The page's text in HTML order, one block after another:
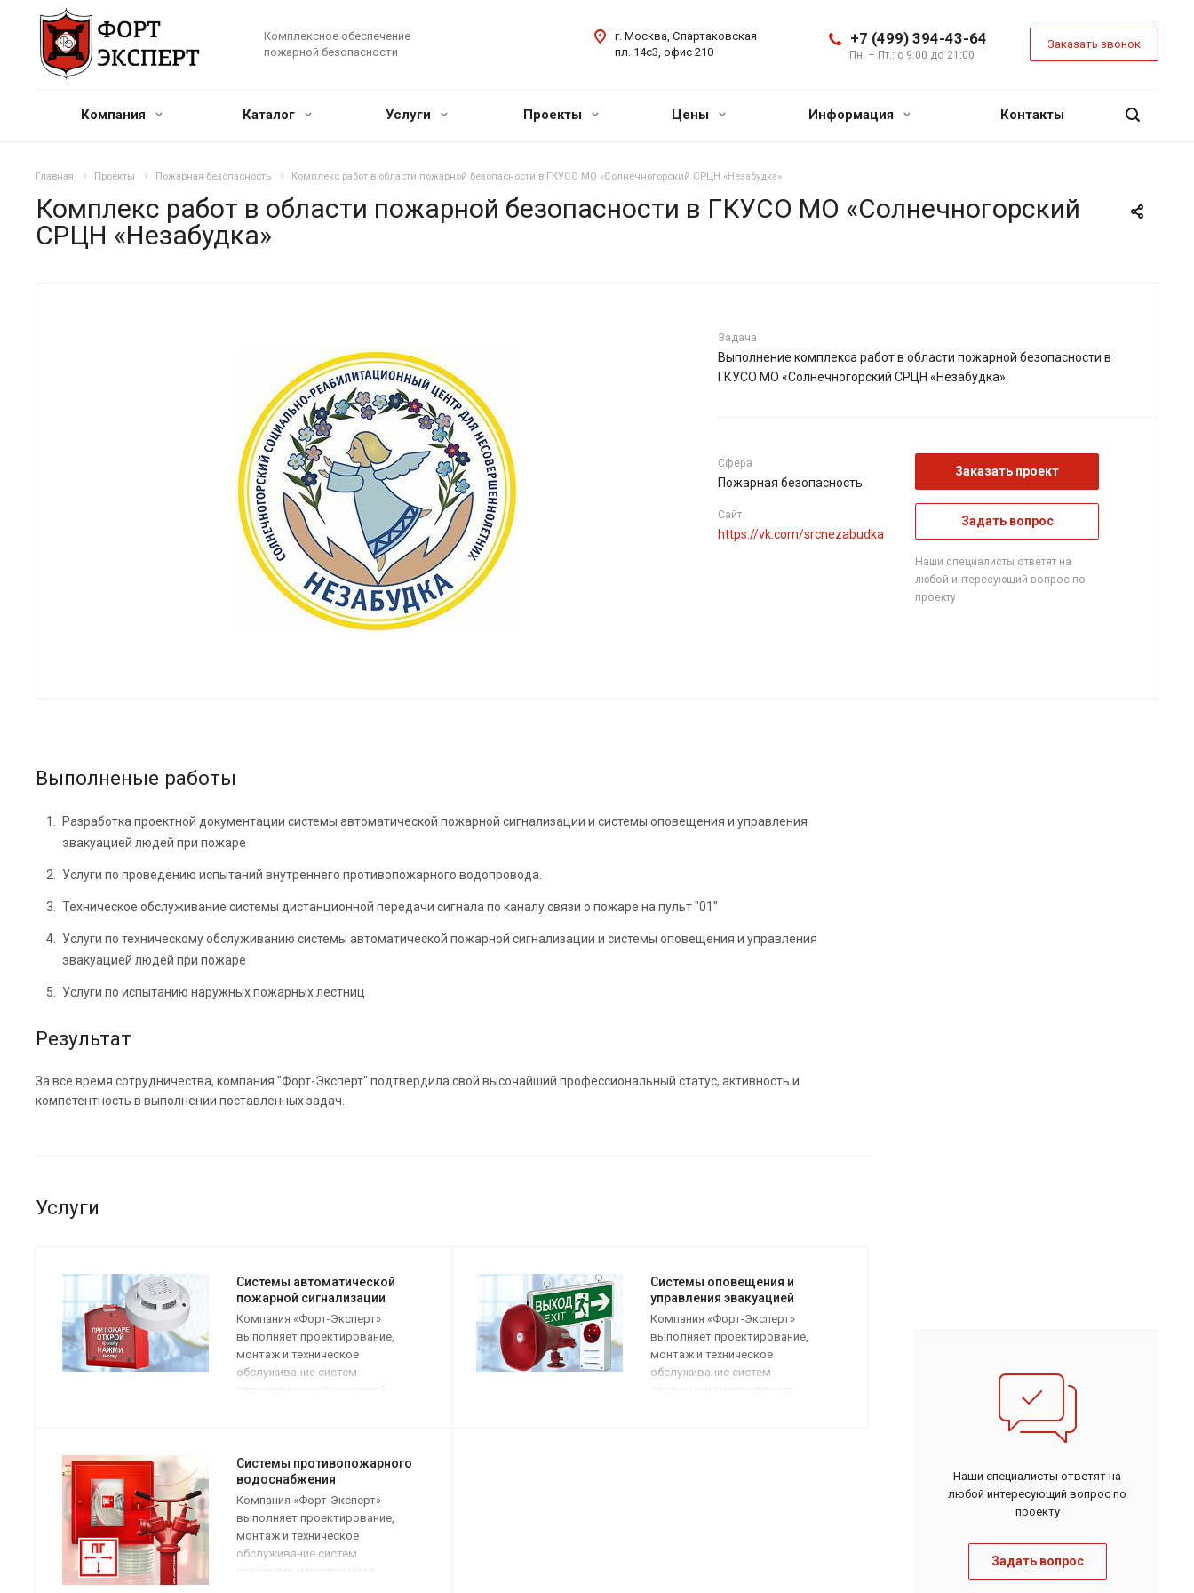
Комплексное обеспечение
пожарной безопасности
+7 (499) 394-43-64
Пн. – Пт.: с 9:00 до 21:00
Заказать звонок
г. Москва, Спартаковская
пл. 14с3, офис 210
Компания Каталог Услуги Проекты Цены Информация Контакты
Главная Проекты Пожарная безопасность Комплекс работ в области пожарной безопасности в ГКУСО МО «Солнечногорский СРЦН «Незабудка»
Комплекс работ в области пожарной безопасности в ГКУСО МО «Солнечногорский
СРЦН «Незабудка»
Задача
Выполнение комплекса работ в области пожарной безопасности в
ГКУСО МО «Солнечногорский СРЦН «Незабудка»
Сфера
Пожарная безопасность
Сайт
https://vk.com/srcnezabudka
Заказать проект
Задать вопрос
Наши специалисты ответят на
любой интересующий вопрос по
проекту
Выполненые работы
Разработка проектной документации системы автоматической пожарной сигнализации и системы оповещения и управления
эвакуацией людей при пожаре
Услуги по проведению испытаний внутреннего противопожарного водопровода.
Техническое обслуживание системы дистанционной передачи сигнала по каналу связи о пожаре на пульт "01"
Услуги по техническому обслуживанию системы автоматической пожарной сигнализации и системы оповещения и управления
эвакуацией людей при пожаре
Услуги по испытанию наружных пожарных лестниц
Результат
За все время сотрудничества, компания "Форт-Эксперт" подтвердила свой высочайший профессиональный статус, активность и
компетентность в выполнении поставленных задач.
Услуги
Системы автоматической
пожарной сигнализации
Компания «Форт-Эксперт»
выполняет проектирование,
монтаж и техническое
обслуживание систем
автоматической пожарной
сигнализации обеспечивают
безопасность объекта.
Системы оповещения и
управления эвакуацией
Компания «Форт-Эксперт»
выполняет проектирование,
монтаж и техническое
обслуживание систем
Системы противопожарного
водоснабжения
Компания «Форт-Эксперт»
выполняет проектирование,
монтаж и техническое
обслуживание систем
Наши специалисты ответят на
любой интересующий вопрос по
проекту
Задать вопрос